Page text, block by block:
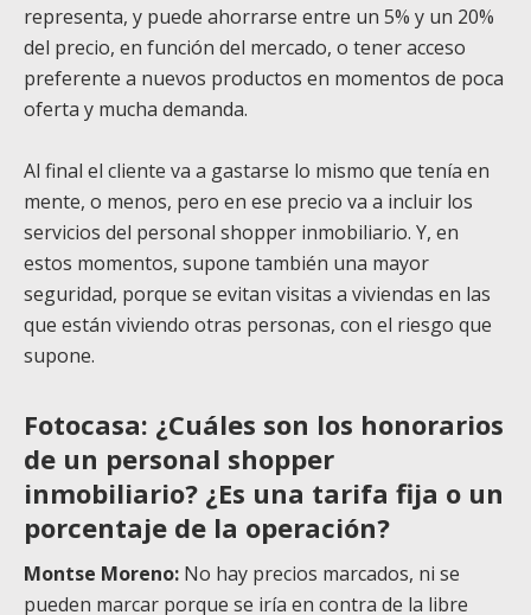
representa, y puede ahorrarse entre un 5% y un 20%
del precio, en función del mercado, o tener acceso
preferente a nuevos productos en momentos de poca
oferta y mucha demanda.
Al final el cliente va a gastarse lo mismo que tenía en
mente, o menos, pero en ese precio va a incluir los
servicios del personal shopper inmobiliario. Y, en
estos momentos, supone también una mayor
seguridad, porque se evitan visitas a viviendas en las
que están viviendo otras personas, con el riesgo que
supone.
Fotocasa: ¿Cuáles son los honorarios
de un personal shopper
inmobiliario? ¿Es una tarifa fija o un
porcentaje de la operación?
Montse Moreno: No hay precios marcados, ni se
pueden marcar porque se iría en contra de la libre